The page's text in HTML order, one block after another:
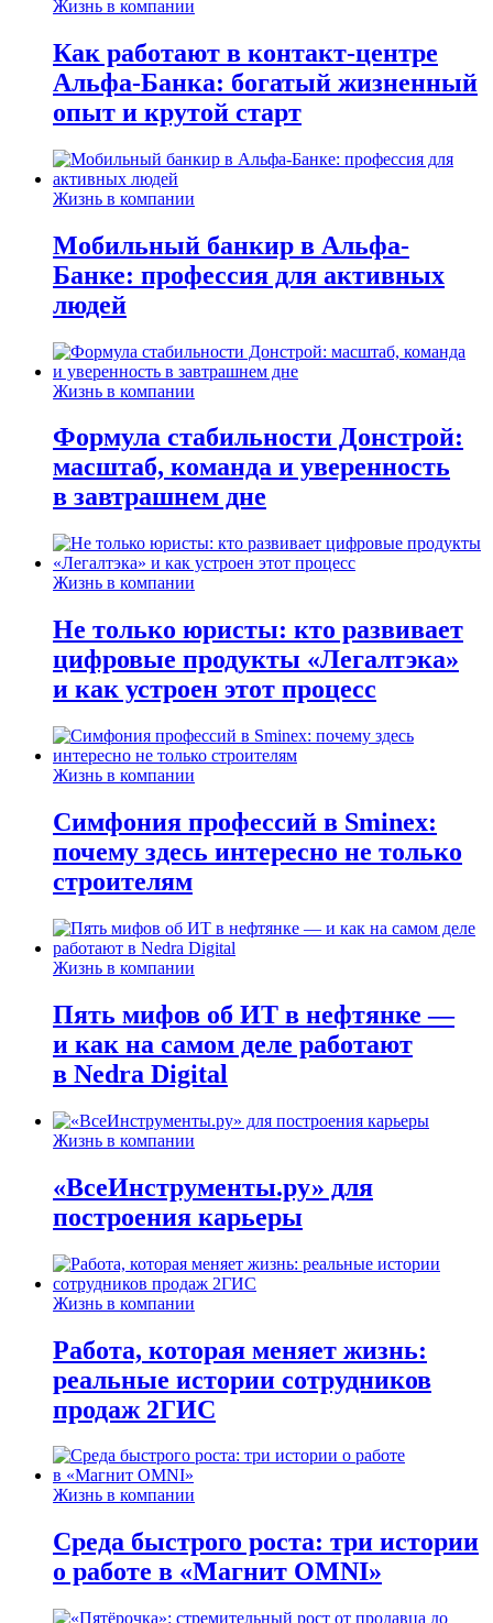
Жизнь в компании
Как работают в контакт-центре
Альфа-Банка: богатый жизненный
опыт и крутой старт
Жизнь в компании
Мобильный банкир в Альфа-
Банке: профессия для активных
людей
Жизнь в компании
Формула стабильности Донстрой:
масштаб, команда и уверенность
в завтрашнем дне
Жизнь в компании
Не только юристы: кто развивает
цифровые продукты «Легалтэка»
и как устроен этот процесс
Жизнь в компании
Симфония профессий в Sminex:
почему здесь интересно не только
строителям
Жизнь в компании
Пять мифов об ИТ в нефтянке —
и как на самом деле работают
в Nedra Digital
Жизнь в компании
«ВсеИнструменты.ру» для
построения карьеры
Жизнь в компании
Работа, которая меняет жизнь:
реальные истории сотрудников
продаж 2ГИС
Жизнь в компании
Среда быстрого роста: три истории
о работе в «Магнит OMNI»